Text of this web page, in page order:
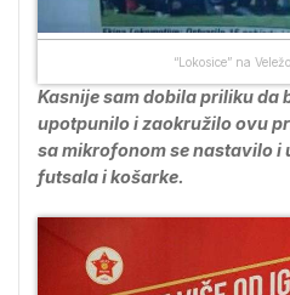
“Lokosice” na
Kasnije sam dobila priliku da
upotpunilo i zaokružilo ovu
sa mikrofonom se nastavilo i
futsala i košarke.